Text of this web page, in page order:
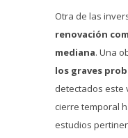
Otra de las
renovación
mediana. Una
los graves
detectados este
cierre temporal
estudios